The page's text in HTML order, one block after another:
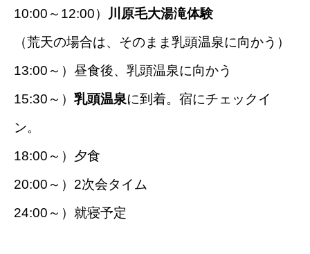
10:00～12:00）
川原毛大湯滝体験
（荒天の場合は、そのまま乳頭温泉に向かう）
13:00～）昼食後、乳頭温泉に向かう
15:30～） 乳頭温泉に到着。宿にチェックイ
ン。
18:00～）夕食
20:00～）2次会タイム
24:00～）就寝予定